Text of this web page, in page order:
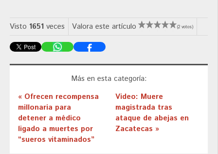
Visto 1651 veces Valora este artículo (2 votos)
Más en esta categoría:
« Ofrecen recompensa
millonaria para
detener a médico
ligado a muertes por
“sueros vitaminados”
Video: Muere
magistrada tras
ataque de abejas en
Zacatecas »